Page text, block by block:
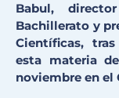
Babul,
Bachillerato y
Científicas,
esta materia
noviembre en el